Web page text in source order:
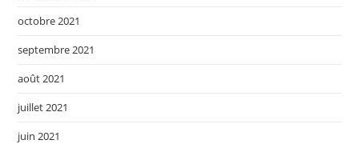
octobre 2021
septembre 2021
août 2021
juillet 2021
juin 2021